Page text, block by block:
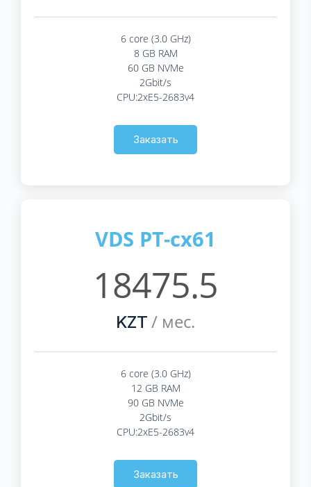
6 core (3.0 GHz)
8 GB RAM
60 GB NVMe
2Gbit/s
CPU:2xE5-2683v4
Заказать
VDS PT-cx61
18475.5
KZT / мес.
6 core (3.0 GHz)
12 GB RAM
90 GB NVMe
2Gbit/s
CPU:2xE5-2683v4
Заказать